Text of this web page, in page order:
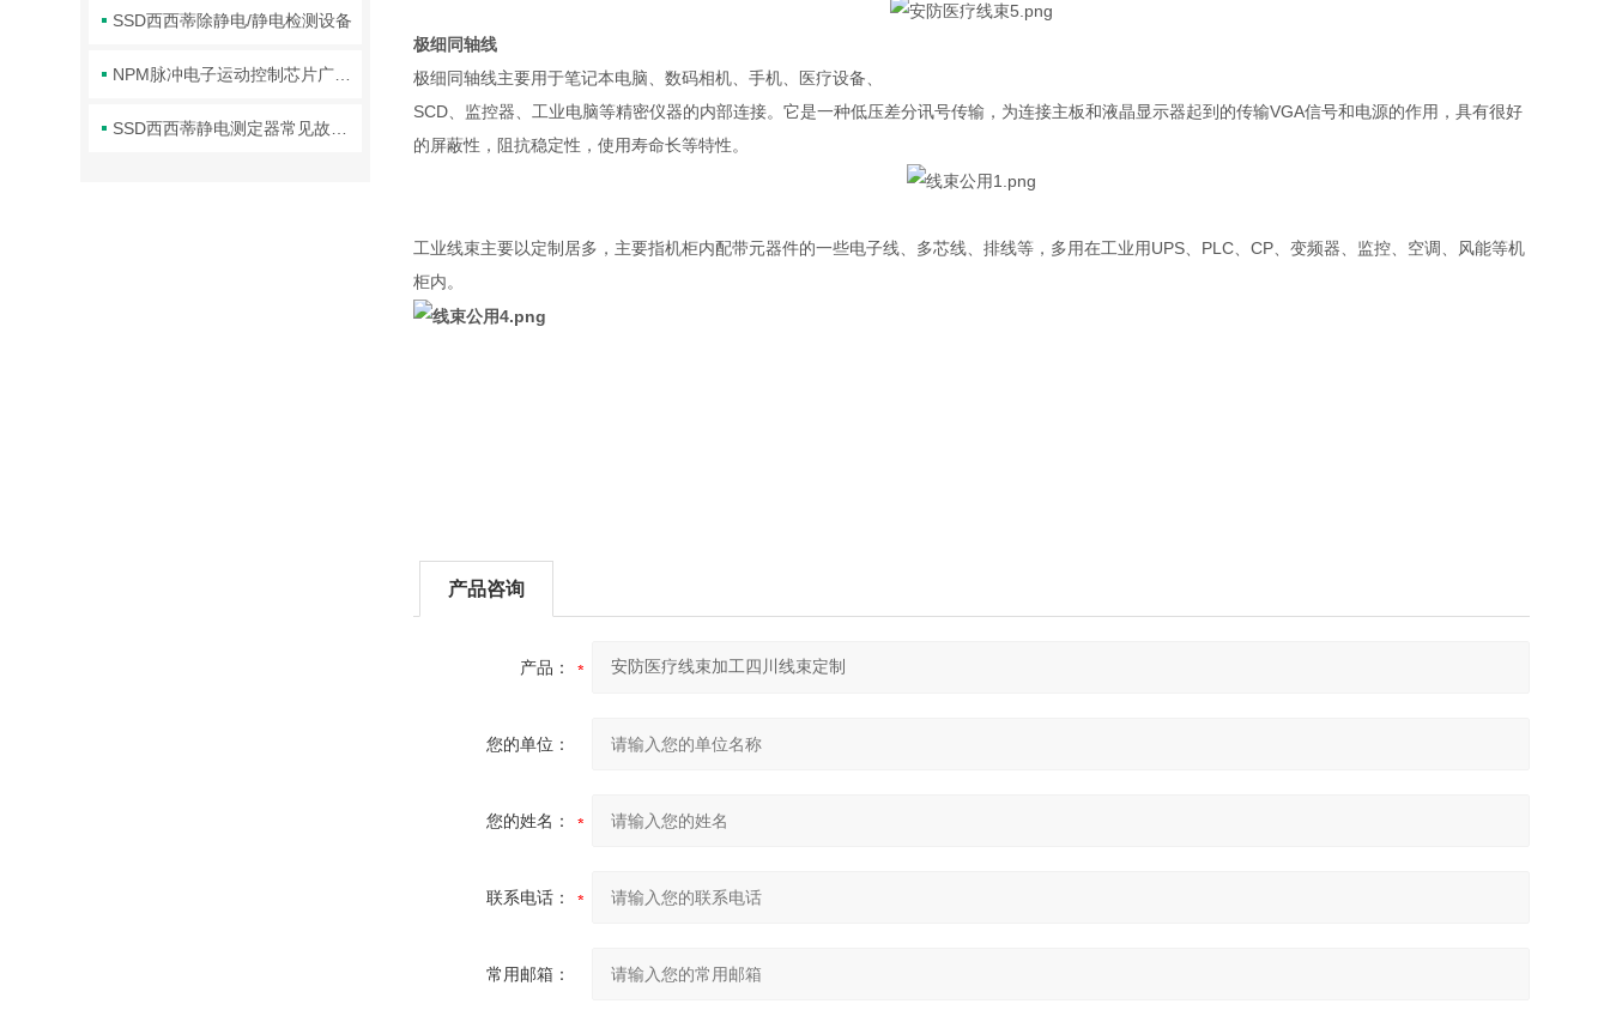
SSD西西蒂除静电/静电检测设备
极细同轴线
极细同轴线主要用于笔记本电脑、数码相机、手机、医疗设备、
SCD、监控器、工业电脑等精密仪器的内部连接。它是一种低压差分讯号传输，为连接主板和液晶显示器起到的传输VGA信号和电源的作用，具有很好
的屏蔽性，阻抗稳定性，使用寿命长等特性。
工业线束主要以定制居多，主要指机柜内配带元器件的一些电子线、多芯线、排线等，多用在工业用UPS、PLC、CP、变频器、监控、空调、风能等机
柜内。
产品咨询
产品：
您的单位：
您的姓名：
联系电话：
常用邮箱：